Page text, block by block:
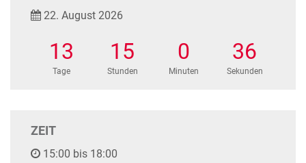
22. August 2026
13
Tage
15
Stunden
0
Minuten
35
Sekunden
ZEIT
15:00 bis 18:00